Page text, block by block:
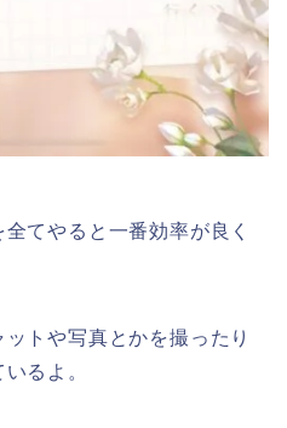
てやると一番効率が良く
トや写真とかを撮ったり
るよ。